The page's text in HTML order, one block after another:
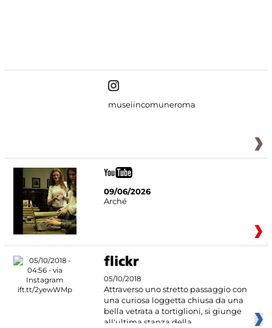
museiincomuneroma
09/06/2026
Arché
05/10/2018
Attraverso uno stretto passaggio con
una curiosa loggetta chiusa da una
bella vetrata a tortiglioni, si giunge
all'ultima stanza della